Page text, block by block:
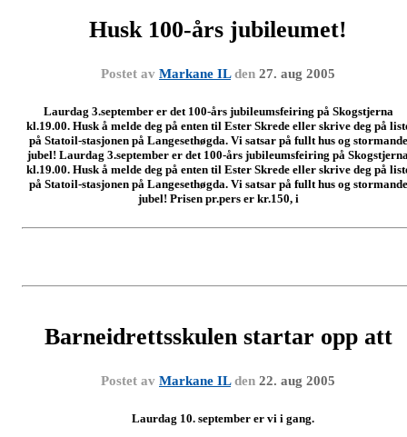
Husk 100-års jubileumet!
Postet av Markane ILden 27. aug 2005
Laurdag 3.september er det 100-års jubileumsfeiring på Skogstjerna
kl.19.00. Husk å melde deg på enten til Ester Skrede eller skrive deg på
på Statoil-stasjonen på Langesethøgda. Vi satsar på fullt hus og stormande
jubel! Laurdag 3.september er det 100-års jubileumsfeiring på
kl.19.00. Husk å melde deg på enten til Ester Skrede eller skrive deg på
på Statoil-stasjonen på Langesethøgda. Vi satsar på fullt hus og stormande
jubel! Prisen pr.pers er kr.150, i
Barneidrettsskulen startar opp att
Postet av Markane ILden 22. aug 2005
Laurdag 10. september er vi i gang.